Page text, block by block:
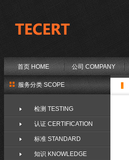
首页 HOME 公司 COMPANY
服务分类 SCOPE
检测 TESTING
认证 CERTIFICATION
标准 STANDARD
知识 KNOWLEDGE